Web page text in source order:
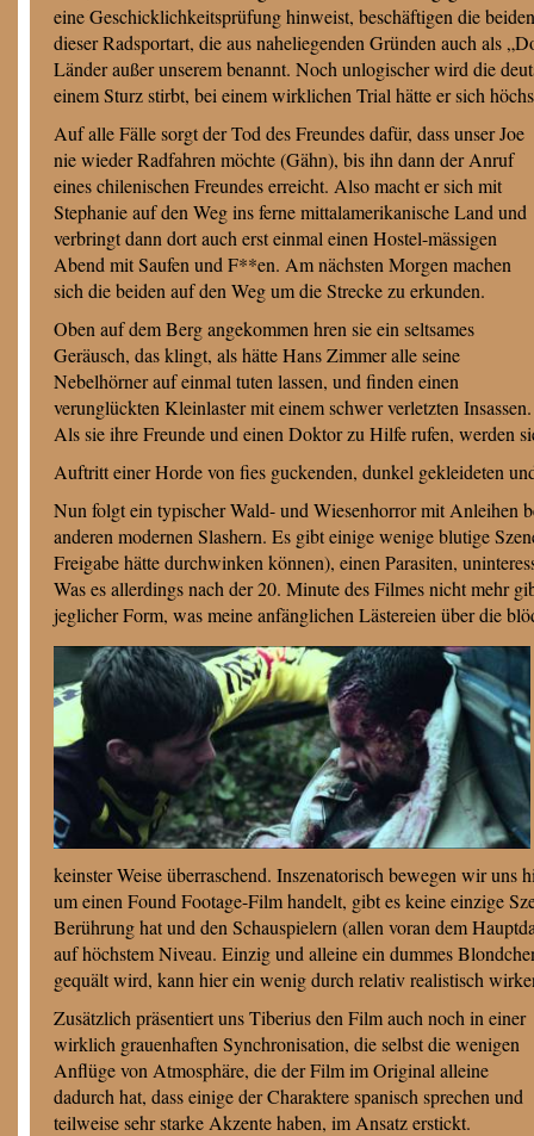
eine Geschicklichkeitsprüfung hinweist, beschäftigen die
dieser Radsportart, die aus naheliegenden Gründen auch als
Länder außer unserem benannt. Noch unlogischer wird die
einem Sturz stirbt, bei einem wirklichen Trial hätte er sich
Auf alle Fälle sorgt der Tod des Freundes dafür, dass unser Joe
nie wieder Radfahren möchte (Gähn), bis ihn dann der Anruf
eines chilenischen Freundes erreicht. Also macht er sich mit
Stephanie auf den Weg ins ferne mittalamerikanische Land und
verbringt dann dort auch erst einmal einen Hostel-mässigen
Abend mit Saufen und F**en. Am nächsten Morgen machen
sich die beiden auf den Weg um die Strecke zu erkunden.
Oben auf dem Berg angekommen hren sie ein seltsames
Geräusch, das klingt, als hätte Hans Zimmer alle seine
Nebelhörner auf einmal tuten lassen, und finden einen
verunglückten Kleinlaster mit einem schwer verletzten Insassen.
Als sie ihre Freunde und einen Doktor zu Hilfe rufen, werden
Auftritt einer Horde von fies guckenden, dunkel gekleideten
Nun folgt ein typischer Wald- und Wiesenhorror mit Anleihen
anderen modernen Slashern. Es gibt einige wenige blutige
Freigabe hätte durchwinken können), einen Parasiten,
Was es allerdings nach der 20. Minute des Filmes nicht mehr
jeglicher Form, was meine anfänglichen Lästereien über die
keinster Weise überraschend. Inszenatorisch bewegen wir
um einen Found Footage-Film handelt, gibt es keine einzige
Berührung hat und den Schauspielern (allen voran dem
auf höchstem Niveau. Einzig und alleine ein dummes
gequält wird, kann hier ein wenig durch relativ realistisch
Zusätzlich präsentiert uns Tiberius den Film auch noch in einer
wirklich grauenhaften Synchronisation, die selbst die wenigen
Anflüge von Atmosphäre, die der Film im Original alleine
dadurch hat, dass einige der Charaktere spanisch sprechen und
teilweise sehr starke Akzente haben, im Ansatz erstickt.